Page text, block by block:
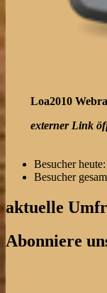
Loa2010
externer Link
Besucher heute:
Besucher
aktuelle
Abonniere